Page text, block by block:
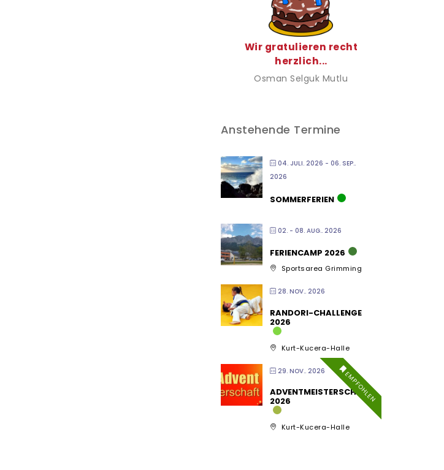
Wir gratulieren recht
herzlich...
Osman Selguk Mutlu
Anstehende Termine
04. JULI. 2026 - 06. SEP..
2026
SOMMERFERIEN
02. - 08. AUG.. 2026
FERIENCAMP 2026
Sportsarea Grimming
28. NOV.. 2026
RANDORI-CHALLENGE
2026
Kurt-Kucera-Halle
29. NOV.. 2026 EMPFOHLEN
ADVENTMEISTERSCHAFT
2026
Kurt-Kucera-Halle